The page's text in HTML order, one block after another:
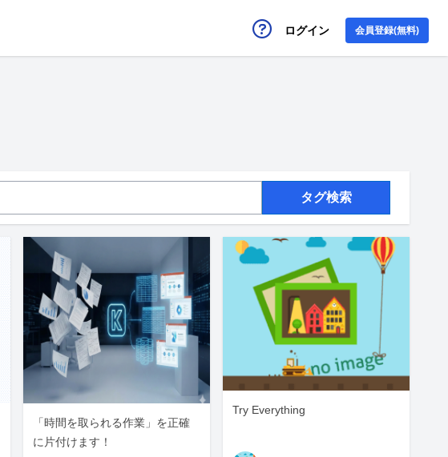
ログイン 会員登録(無料)
タグ検索
「時間を取られる作業」を正確
に片付けます！
Try Everything